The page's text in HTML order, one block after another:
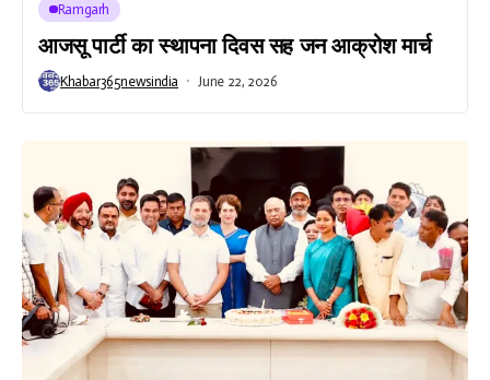
Ramgarh
आजसू पार्टी का स्थापना दिवस सह जन आक्रोश मार्च
Khabar365newsindia June 22, 2026